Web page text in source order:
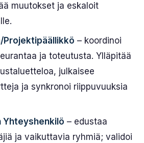
muutokset ja eskaloit
Projektipäällikkö – koordinoi
ja toteutusta. Ylläpitää
julkaisee
ja synkronoi riippuvuuksia
Yhteyshenkilö – edustaa
ja vaikuttavia ryhmiä; validoi